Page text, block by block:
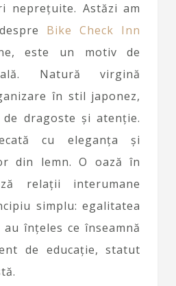
neprețuite. Astăzi am
Bike Check Inn
este un motiv de
Natură virgină
în stil japonez,
dragoste și atenție.
cu eleganța și
din lemn. O oază în
relații interumane
simplu: egalitatea
înțeles ce înseamnă
de educație, statut